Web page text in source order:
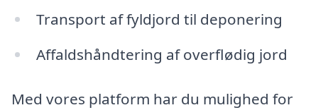
Transport af fyldjord til deponering
Affaldshåndtering af overflødig jord
Med vores platform har du mulighed for